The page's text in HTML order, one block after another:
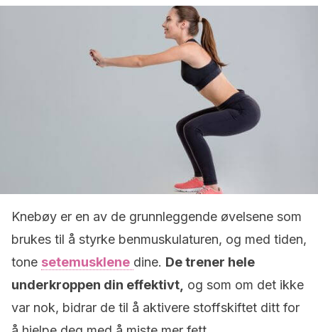
Knebøy er en av de grunnleggende øvelsene som
brukes til å styrke benmuskulaturen, og med tiden,
tone setemusklene dine. De trener hele
underkroppen din effektivt, og som om det ikke
var nok, bidrar de til å aktivere stoffskiftet ditt for